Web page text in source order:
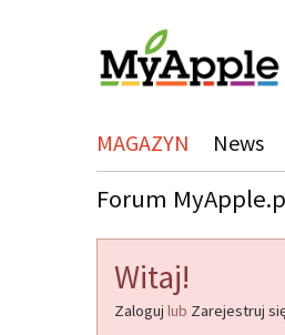
MAGAZYN News
Forum
Witaj!
Zaloguj lub Zarejestruj